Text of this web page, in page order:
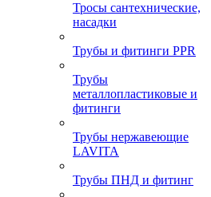
Тросы сантехнические,
насадки
Трубы и фитинги PPR
Трубы
металлопластиковые и
фитинги
Трубы нержавеющие
LAVITA
Трубы ПНД и фитинг